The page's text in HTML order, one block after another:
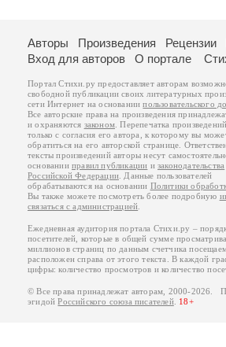
Авторы Произведения Рецензии
Вход для авторов
О портале
Портал Стихи.ру предоставляет авторам
свободной публикации своих литературных
сети Интернет на основаниипользовательского
Все авторские права на произведения
и охраняются законом . Перепечатка
только с согласия его автора, к которому вы
обратиться на его авторской странице.
тексты произведений авторы несут
основанииправил публикации изаконодательства
Российской Федерации . Данные пользователей
обрабатываются на основании Политики
Вы также можете посмотреть более подробную
связаться с администрацией
Ежедневная аудитория портала Стихи.ру –
посетителей, которые в общей сумме
миллионов страниц по данным счетчика
расположен справа от этого текста. В каждой
цифры: количество просмотров и количество
© Все права принадлежат авторам, 2000-2026.
эгидойРоссийского союза писателей. 18+